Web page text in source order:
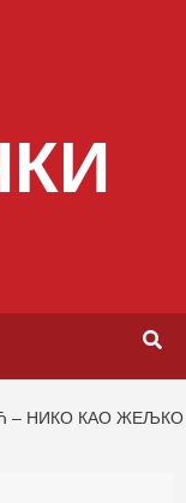
НИКО КАО ЖЕЉКО